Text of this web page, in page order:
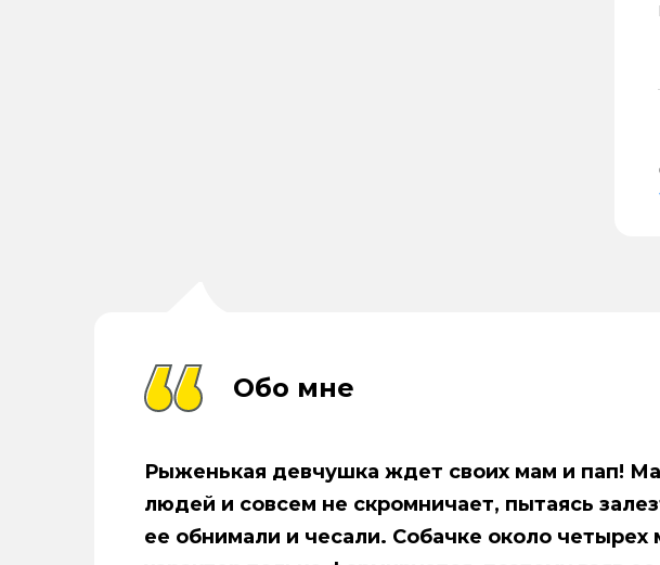
Обо мне
Рыженькая девчушка ждет своих мам и пап!
людей и совсем не скромничает, пытаясь
ее обнимали и чесали. Собачке около четырех